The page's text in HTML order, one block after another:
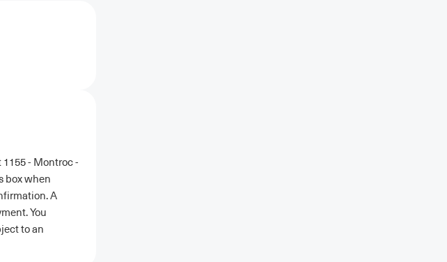
- Montroc -
box when
A
You
to an